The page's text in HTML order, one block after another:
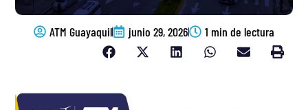
ATM Guayaquil junio 29, 2026 1 min de lectura